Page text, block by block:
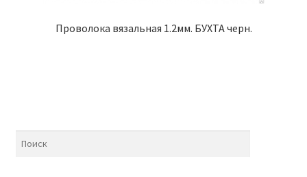
Проволока вязальная 1.2мм. БУХТА черн.